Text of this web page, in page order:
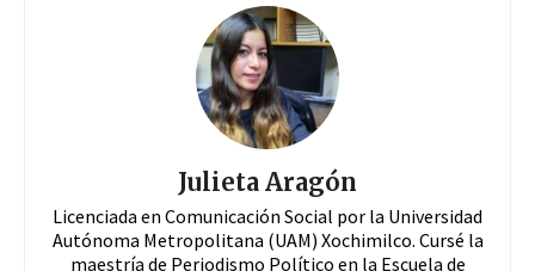
Julieta Aragón
Licenciada en Comunicación Social por la Universidad
Autónoma Metropolitana (UAM) Xochimilco. Cursé la
maestría de Periodismo Político en la Escuela de